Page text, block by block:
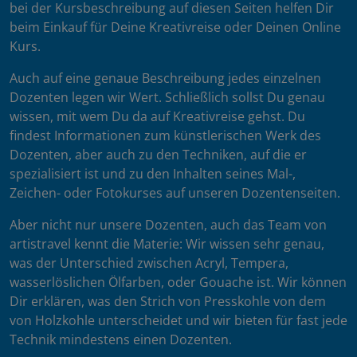
bei der Kursbeschreibung auf diesen Seiten helfen Dir
beim Einkauf für Deine Kreativreise oder Deinen Online
Kurs.
Auch auf eine genaue Beschreibung jedes einzelnen
Dozenten legen wir Wert. Schließlich sollst Du genau
wissen, mit wem Du da auf Kreativreise gehst. Du
findest Informationen zum künstlerischen Werk des
Dozenten, aber auch zu den Techniken, auf die er
spezialisiert ist und zu den Inhalten seines Mal-,
Zeichen- oder Fotokurses auf unseren Dozentenseiten.
Aber nicht nur unsere Dozenten, auch das Team von
artistravel kennt die Materie: Wir wissen sehr genau,
was der Unterschied zwischen Acryl, Tempera,
wasserlöslichen Ölfarben, oder Gouache ist. Wir können
Dir erklären, was den Strich von Presskohle von dem
von Holzkohle unterscheidet und wir bieten für fast jede
Technik mindestens einen Dozenten.